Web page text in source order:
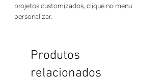
projetos customizados, clique no menu
personalizar.
Produtos
relacionados